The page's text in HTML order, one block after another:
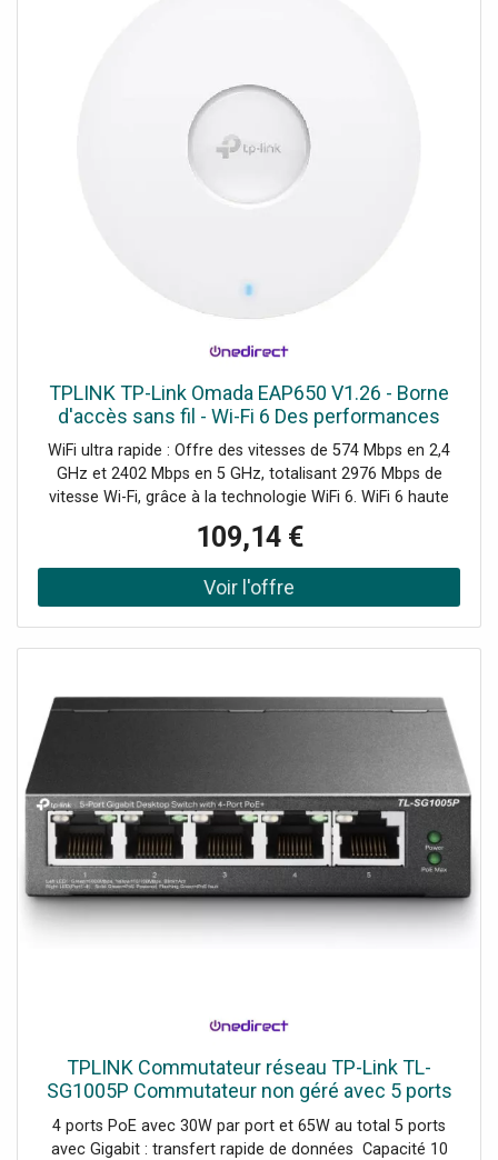
TPLINK TP-Link Omada EAP650 V1.26 - Borne
d'accès sans fil - Wi-Fi 6 Des performances
exceptionnelles et une connectivité sans fil de
pointe.
WiFi ultra rapide : Offre des vitesses de 574 Mbps en 2,4
GHz et 2402 Mbps en 5 GHz, totalisant 2976 Mbps de
vitesse Wi-Fi, grâce à la technologie WiFi 6. WiFi 6 haute
connectés de profiter de vitesses plus rapides. Gestion
centralisée dans le cloud : La technologie Omada SDN
gère l'ensemble du réseau, que ce soit localement ou via
109,14 €
TPLINK Commutateur réseau TP-Link TL-
SG1005P Commutateur non géré avec 5 ports
Gigabit et 4 ports PoE, idéal pour les caméras IP,
les points d'accès et les
4 ports PoE avec 30W par port et 65W au total 5 ports
avec Gigabit : transfert rapide de données Capacité 10